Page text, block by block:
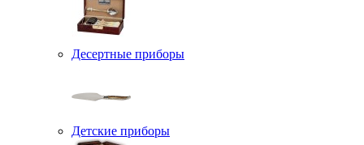
Десертные приборы
Детские приборы